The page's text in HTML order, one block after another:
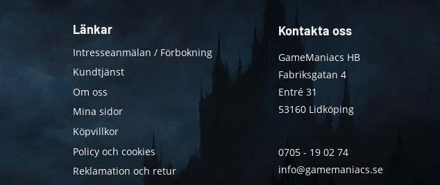
Länkar
Intresseanmälan / Förbokning
Kundtjänst
Om oss
Mina sidor
Köpvillkor
Policy och cookies
Reklamation och retur
Kontakta oss
GameManiacs HB
Fabriksgatan 4
Entré 31
53160 Lidköping
0705 - 19 02 74
info@gamemaniacs.se